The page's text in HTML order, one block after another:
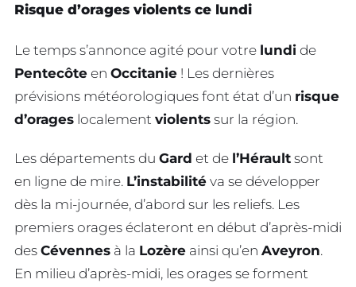
Risque d’orages violents ce lundi
Le temps s’annonce agité pour votre lundi de
Pentecôte en Occitanie ! Les dernières
prévisions météorologiques font état d’un risque
d’orages localement violents sur la région.
Les départements du Gard et de l’Hérault sont
en ligne de mire. L’instabilité va se développer
dès la mi-journée, d’abord sur les reliefs. Les
premiers orages éclateront en début d’après-midi
des Cévennes à la Lozère ainsi qu’en Aveyron.
En milieu d’après-midi, les orages se forment